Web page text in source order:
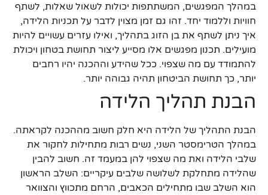
במהלך המפגשים, המשתתפות יכולות לשאול שאלות, לשתף
חוויות וללמוד יחד. זהו גם זמן מצוין לדבר על תכניות הלידה,
איך ניתן לשתף את בן הזוג בתהליך, ואילו עזרים עשויים להיות
מועילים. תכנון מפגשים אלו מסייע ליצור תחושת בטחון ויכולת
להתמודד עם מה שצפוי. ככל שהידע וההכנה יהיו רחבים
יותר, כך תחושת הביטחון תהיה גבוהה יותר.
הבנת תהליך הלידה
הבנת התהליך של הלידה היא חלק חשוב מההכנה לקראתה.
במהלך הטרימסטר השני, נשים רבות מתחילות לחקור את
שלבי הלידה ואת מה שצפוי להן במעמד זה. חשוב להבין
שהלידה מתחלקת לשלושה שלבים עיקריים: השלב הראשון
הוא השלב שבו מתחילים הכאבים, הרחם מתכווץ והצוואר